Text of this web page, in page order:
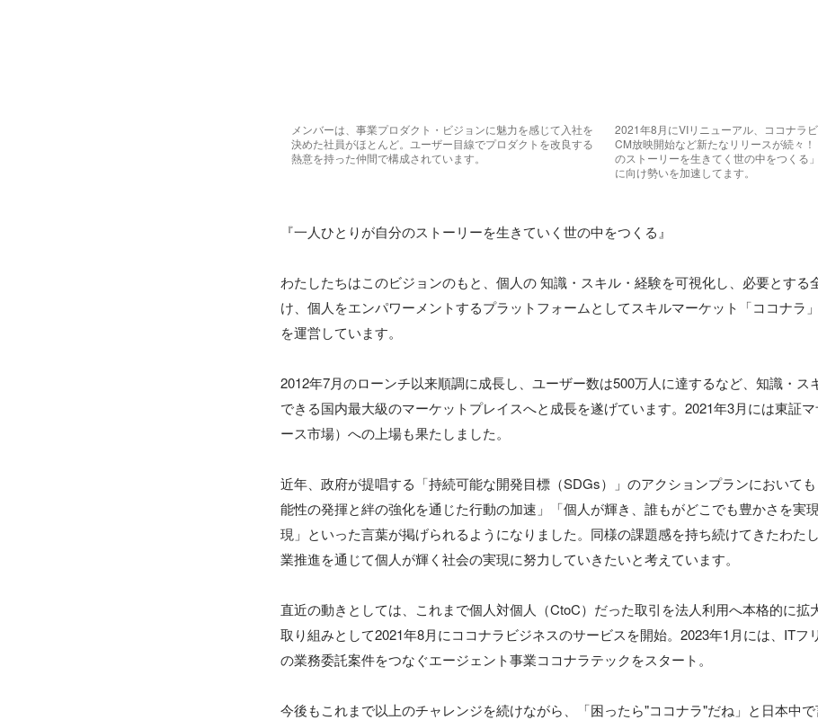
メンバーは、事業プロダクト・ビジョンに魅力を感じて入社を
決めた社員がほとんど。ユーザー目線でプロダクトを改良する
熱意を持った仲間で構成されています。
2021年8月にVIリニューアル、ココナラ
CM放映開始など新たなリリースが続々
のストーリーを生きてく世の中をつくる
に向け勢いを加速してます。
『一人ひとりが自分のストーリーを生きていく世の中をつくる』
わたしたちはこのビジョンのもと、個人の 知識・スキル・経験を可視化し、必要とする
け、個人をエンパワーメントするプラットフォームとしてスキルマーケット「ココナラ
を運営しています。
2012年7月のローンチ以来順調に成長し、ユーザー数は500万人に達するなど、知識・ス
できる国内最大級のマーケットプレイスへと成長を遂げています。2021年3月には東証
ース市場）への上場も果たしました。
近年、政府が提唱する「持続可能な開発目標（SDGs）」のアクションプランにおいて
能性の発揮と絆の強化を通じた行動の加速」「個人が輝き、誰もがどこでも豊かさを実
現」といった言葉が掲げられるようになりました。同様の課題感を持ち続けてきたわた
業推進を通じて個人が輝く社会の実現に努力していきたいと考えています。
直近の動きとしては、これまで個人対個人（CtoC）だった取引を法人利用へ本格的に拡
取り組みとして2021年8月にココナラビジネスのサービスを開始。2023年1月には、ITフ
の業務委託案件をつなぐエージェント事業ココナラテックをスタート。
今後もこれまで以上のチャレンジを続けながら、「困ったら"ココナラ"だね」と日本中